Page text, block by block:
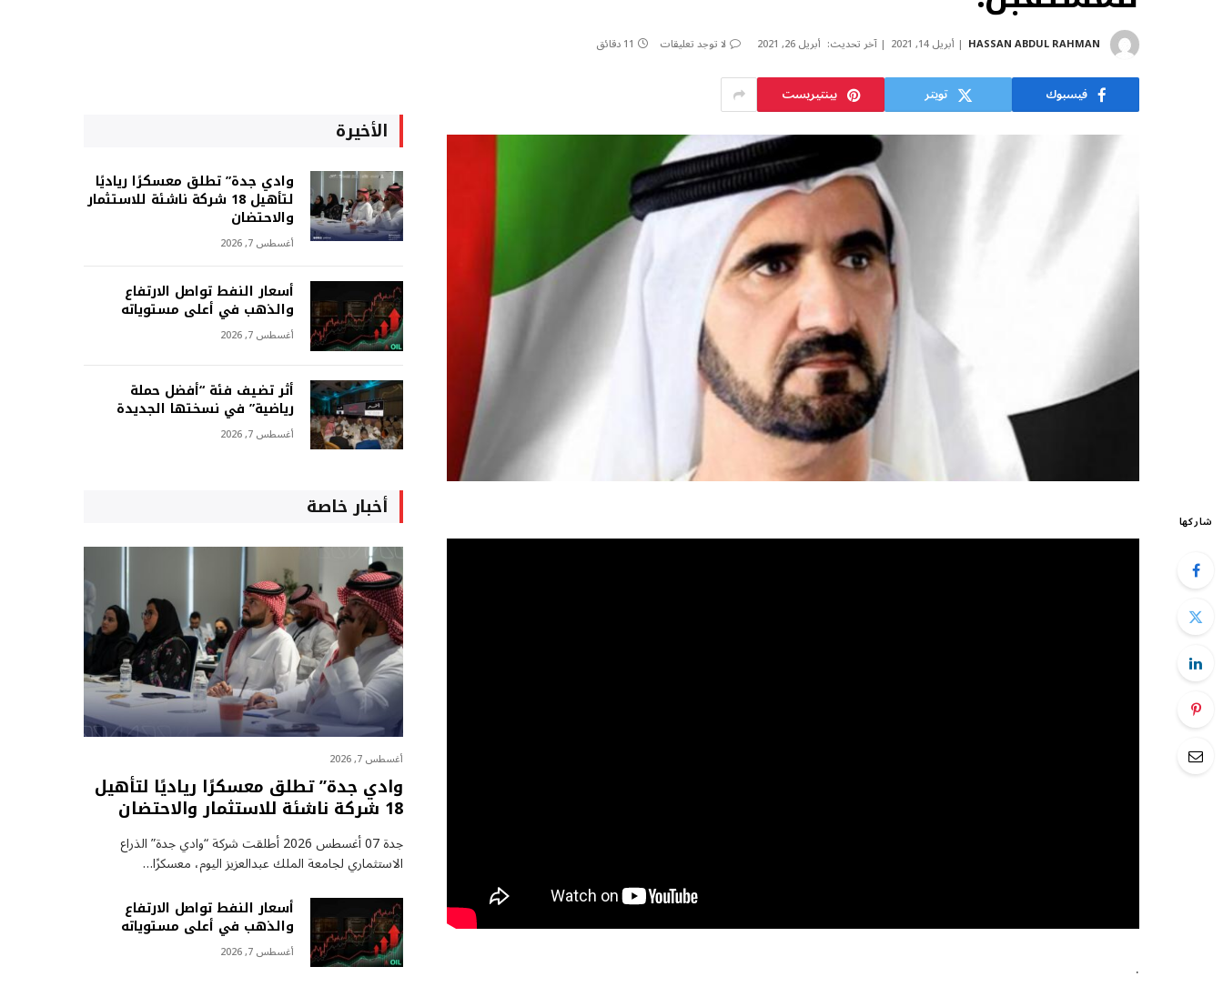
HASSAN ABDUL RAHMAN أبريل 14, 2021 آخر تحديث: أبريل 26, 2021 لا توجد تعليقات 11 دقائق
فيسبوك تويتر بينتيريست
شاركها
.
الأخيرة
وادي جدة” تطلق معسكرًا رياديًا
لتأهيل 18 شركة ناشئة للاستثمار
والاحتضان
أغسطس 7, 2026
أسعار النفط تواصل الارتفاع
والذهب في أعلى مستوياته
أغسطس 7, 2026
أثر تضيف فئة “أفضل حملة
رياضية” في نسختها الجديدة
أغسطس 7, 2026
أخبار خاصة
أغسطس 7, 2026
وادي جدة” تطلق معسكرًا رياديًا لتأهيل
18 شركة ناشئة للاستثمار والاحتضان
جدة 07 أغسطس 2026 أطلقت شركة “وادي جدة” الذراع
الاستثماري لجامعة الملك عبدالعزيز اليوم، معسكرًا…
أسعار النفط تواصل الارتفاع
والذهب في أعلى مستوياته
أغسطس 7, 2026